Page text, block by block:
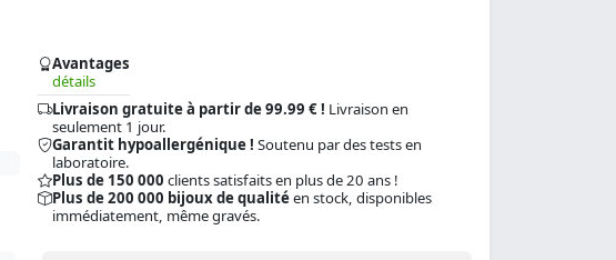
Avantages
détails
Livraison gratuite à partir de 99.99 € ! Livraison en
seulement 1 jour.
Garantit hypoallergénique ! Soutenu par des tests en
laboratoire.
Plus de 150 000 clients satisfaits en plus de 20 ans !
Plus de 200 000 bijoux de qualitéen stock, disponibles
immédiatement, même gravés.